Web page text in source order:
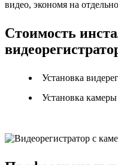
видео, экономя на
Стоимость
Установка
Установка